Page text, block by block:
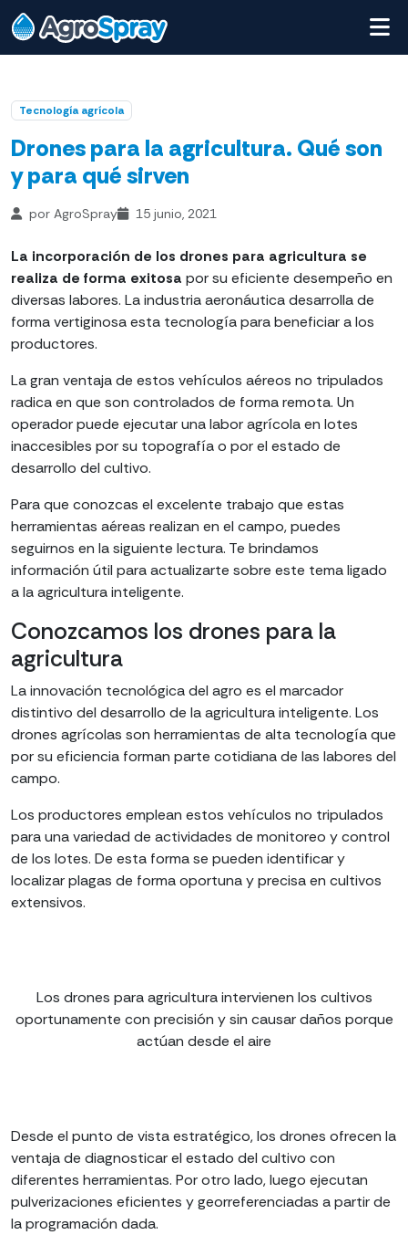
Tecnología agrícola
Drones para la agricultura. Qué son
y para qué sirven
por AgroSpray 15 junio, 2021
La incorporación de los drones para agricultura se
realiza de forma exitosa por su eficiente desempeño en
diversas labores. La industria aeronáutica desarrolla de
forma vertiginosa esta tecnología para beneficiar a los
productores.
La gran ventaja de estos vehículos aéreos no tripulados
radica en que son controlados de forma remota. Un
operador puede ejecutar una labor agrícola en lotes
inaccesibles por su topografía o por el estado de
desarrollo del cultivo.
Para que conozcas el excelente trabajo que estas
herramientas aéreas realizan en el campo, puedes
seguirnos en la siguiente lectura. Te brindamos
información útil para actualizarte sobre este tema ligado
a la agricultura inteligente.
Conozcamos los drones para la
agricultura
La innovación tecnológica del agro es el marcador
distintivo del desarrollo de la agricultura inteligente. Los
drones agrícolas son herramientas de alta tecnología que
por su eficiencia forman parte cotidiana de las labores del
campo.
Los productores emplean estos vehículos no tripulados
para una variedad de actividades de monitoreo y control
de los lotes. De esta forma se pueden identificar y
localizar plagas de forma oportuna y precisa en cultivos
extensivos.
Los drones para agricultura intervienen los cultivos
oportunamente con precisión y sin causar daños porque
actúan desde el aire
Desde el punto de vista estratégico, los drones ofrecen la
ventaja de diagnosticar el estado del cultivo con
diferentes herramientas. Por otro lado, luego ejecutan
pulverizaciones eficientes y georreferenciadas a partir de
la programación dada.